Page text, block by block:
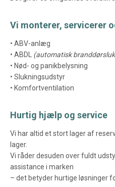
Vi monterer, servicerer
• ABV-anlæg
• ABDL (automatisk
• Nød- og panikbelysning
• Slukningsudstyr
• Komfortventilation
Hurtig hjælp og service
Vi har altid et stort lager af
lager.
Vi råder desuden over fuldt
assistance i marken
– det betyder hurtige løsninger